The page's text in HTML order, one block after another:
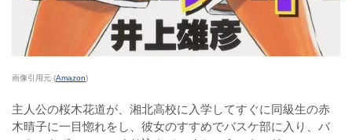
画像引用元 (Amazon)
主人公の桜木花道が、湘北高校に入学してすぐに同級生の赤
木晴子に一目惚れをし、彼女のすすめでバスケ部に入り、バ